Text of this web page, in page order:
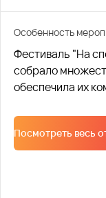
Особенность
Фестиваль "На
собрало
обеспечила их
современные
стандартам
средство было
Посмотреть весь